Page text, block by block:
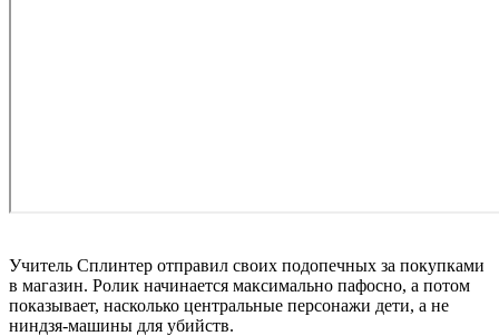
Учитель Сплинтер отправил своих подопечных за покупками
в магазин. Ролик начинается максимально пафосно, а потом
показывает, насколько центральные персонажи дети, а не
ниндзя-машины для убийств.